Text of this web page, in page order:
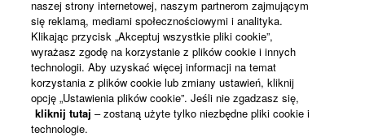
Polska - Polish
Biznes
naszej strony internetowej, naszym partnerom zajmującym
się reklamą, mediami społecznościowymi i analityka.
Klikając przycisk „Akceptuj wszystkie pliki cookie”,
wyrażasz zgodę na korzystanie z plików cookie i innych
technologii. Aby uzyskać więcej informacji na temat
korzystania z plików cookie lub zmiany ustawień, kliknij
opcję „Ustawienia plików cookie”. Jeśli nie zgadzasz się,
kliknij tutaj – zostaną użyte tylko niezbędne pliki cookie i
technologie.